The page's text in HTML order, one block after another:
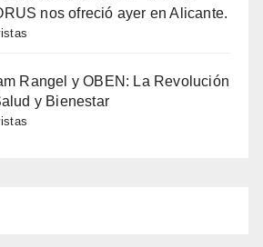
nos ofreció ayer en Alicante.
Rangel y OBEN: La Revolución
y Bienestar